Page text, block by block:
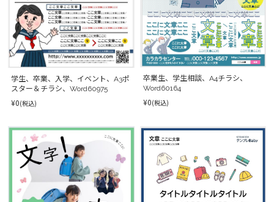
学生、卒業、入学、イベント、A3ポ
スター＆チラシ、Word60975
¥0(税込)
卒業生、学生相談、A4チラシ、
Word60164
¥0(税込)